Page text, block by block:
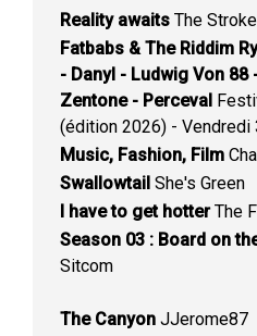
Reality awaits The
Fatbabs & The Riddim
- Danyl - Ludwig Von
Zentone - Perceval
(édition 2026) - Vendredi
Music, Fashion, Film
Swallowtail She's Green
I have to get hotterThe
Season 03 : Board on
Sitcom
The Canyon JJerome87